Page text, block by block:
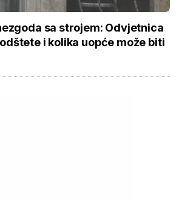
sa strojem: Odvjetnica
i kolika uopće može biti